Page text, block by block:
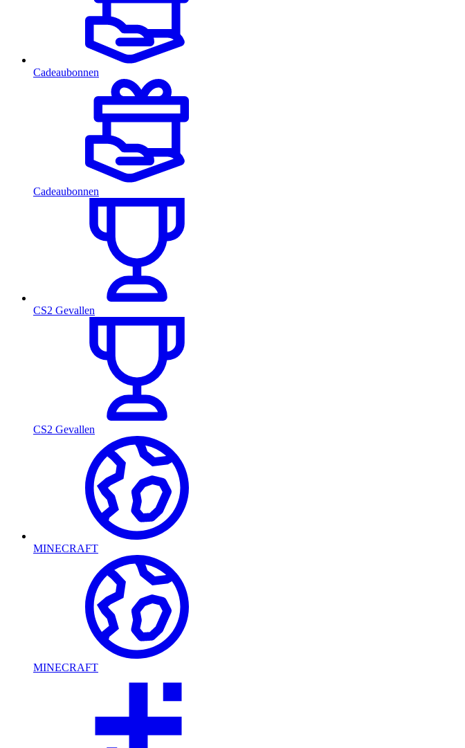
Cadeaubonnen
Cadeaubonnen
CS2 Gevallen
CS2 Gevallen
MINECRAFT
MINECRAFT